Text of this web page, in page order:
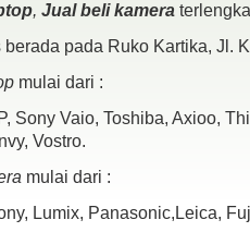
, Jual beli kamera
pada Ruko Kartika, Jl.
mulai dari :
Sony Vaio, Toshiba, Axioo,
Vostro.
mulai dari :
Lumix, Panasonic,Leica,